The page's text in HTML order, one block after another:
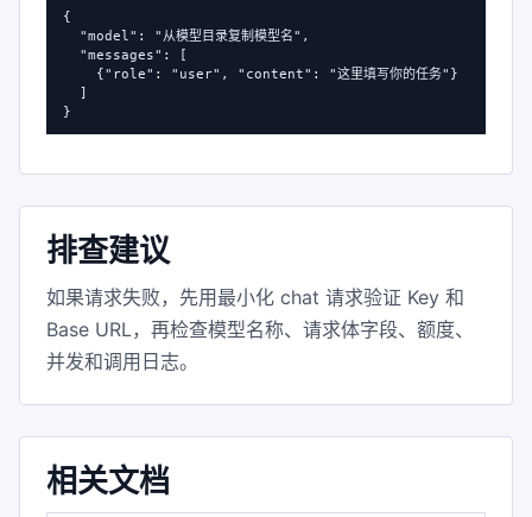
{
  "model": "从模型目录复制模型名",
  "messages": [
    {"role": "user", "content": "这里填写你的任务"}
  ]
}
排查建议
如果请求失败，先用最小化 chat 请求验证 Key 和
Base URL，再检查模型名称、请求体字段、额度、
并发和调用日志。
相关文档